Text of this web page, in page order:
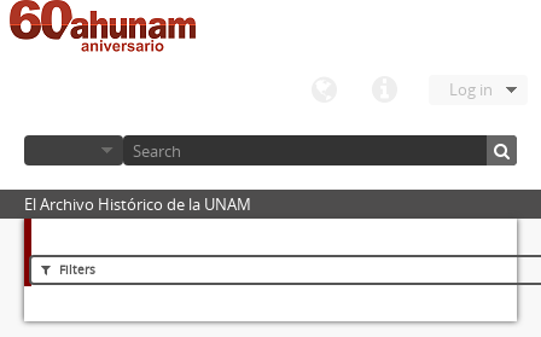
Log in
El Archivo Histórico de la UNAM
Filters